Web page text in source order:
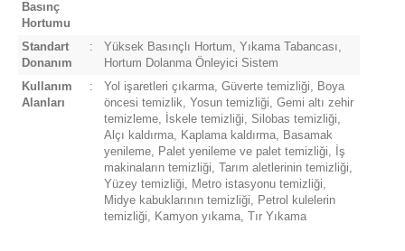
Basınç
Hortumu
Standart
Donanım
:
Yüksek Basınçlı Hortum, Yıkama Tabancası,
Hortum Dolanma Önleyici Sistem
Kullanım
Alanları
:
Yol işaretleri çıkarma, Güverte temizliği, Boya
öncesi temizlik, Yosun temizliği, Gemi altı zehir
temizleme, İskele temizliği, Silobas temizliği,
Alçı kaldırma, Kaplama kaldırma, Basamak
yenileme, Palet yenileme ve palet temizliği, İş
makinaların temizliği, Tarım aletlerinin temizliği,
Yüzey temizliği, Metro istasyonu temizliği,
Midye kabuklarının temizliği, Petrol kulelerin
temizliği, Kamyon yıkama, Tır Yıkama